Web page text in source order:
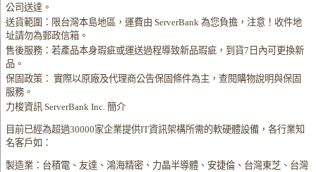
公司送達。
送貨範圍：限台灣本島地區，運費由 ServerBank 為您負擔，注意！收件地
址請勿為郵政信箱。
售後服務：若產品本身瑕疵或運送過程導致新品瑕疵，到貨7日內可更換新
品。
保固政策： 實際以原廠及代理商公告保固條件為主，查閱購物說明與保固
服務。
力梭資訊 ServerBank Inc. 簡介
目前已經為超過30000家企業提供IT資訊架構所需的軟硬體設備，各行業知
名客戶如：
製造業：台積電、友達、鴻海精密、力晶半導體、安捷倫、台灣東芝、台灣